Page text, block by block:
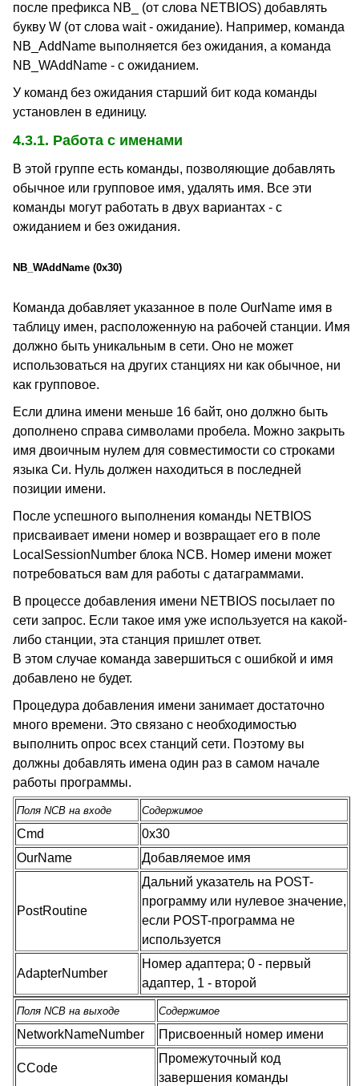
после префикса NB_ (от слова NETBIOS) добавлять
букву W (от слова wait - ожидание). Например, команда
NB_AddName выполняется без ожидания, а команда
NB_WAddName - с ожиданием.
У команд без ожидания старший бит кода команды
установлен в единицу.
4.3.1. Работа с именами
В этой группе есть команды, позволяющие добавлять
обычное или групповое имя, удалять имя. Все эти
команды могут работать в двух вариантах - с
ожиданием и без ожидания.
NB_WAddName (0x30)
Команда добавляет указанное в поле OurName имя в
таблицу имен, расположенную на рабочей станции. Имя
должно быть уникальным в сети. Оно не может
использоваться на других станциях ни как обычное, ни
как групповое.
Если длина имени меньше 16 байт, оно должно быть
дополнено справа символами пробела. Можно закрыть
имя двоичным нулем для совместимости со строками
языка Си. Нуль должен находиться в последней
позиции имени.
После успешного выполнения команды NETBIOS
присваивает имени номер и возвращает его в поле
LocalSessionNumber блока NCB. Номер имени может
потребоваться вам для работы с датаграммами.
В процессе добавления имени NETBIOS посылает по
сети запрос. Если такое имя уже используется на какой-
либо станции, эта станция пришлет ответ.
В этом случае команда завершиться с ошибкой и имя
добавлено не будет.
Процедура добавления имени занимает достаточно
много времени. Это связано с необходимостью
выполнить опрос всех станций сети. Поэтому вы
должны добавлять имена один раз в самом начале
работы программы.
Поля NCB на входе Содержимое
Cmd
0x30
OurName
Добавляемое имя
PostRoutine
Дальний указатель на POST-
программу или нулевое значение,
если POST-программа не
используется
AdapterNumber
Номер адаптера; 0 - первый
адаптер, 1 - второй
Поля NCB на выходе Содержимое
NetworkNameNumber Присвоенный номер имени
CCode
Промежуточный код
завершения команды